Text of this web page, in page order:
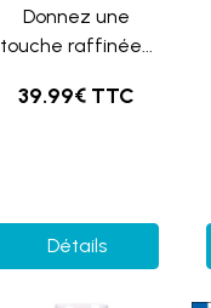
Donnez une
touche raffinée...
39.99€ TTC
Détails